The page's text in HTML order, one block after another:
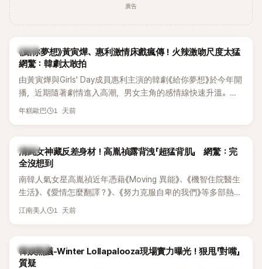
廣告
韓劇
《給你夢想》黃寅燁、惠利激情床戲瘋傳！火辣激吻尺度太猛
網驚：韓劇太敢拍
由黃寅燁與Girls' Day成員惠利主演的韓劇《給你夢想》於今年開
播，近期隨著劇情進入高潮，男女主角的感情線快速升溫。最
新播出的第8集不僅上演火辣吻戲，更接連出現床戲橋段，讓
年糕歐巴 1 天前
韓星
清純女神藏反差身材！高胤禎露背洩「超猛背肌」 網驚：完
全沒想到
南韓人氣女星高胤禎近年憑藉《Moving 異能》、《機智住院醫生
生活》、《愛情怎麼翻譯？》、《努力克服自卑的我們》等多部熱門
作品，躍升為韓劇新一代女神代表，不僅演技備受肯定，精緻
細身材下的超狂背肌與肩膀線條，反差感十足，讓不少網友看
傻直呼：「原來她身材這麼猛！」
江南美人 1 天前
熱議討論
韓娛熱議-Winter Lollapalooza現場實力曝光！狠甩「對嘴」
質疑